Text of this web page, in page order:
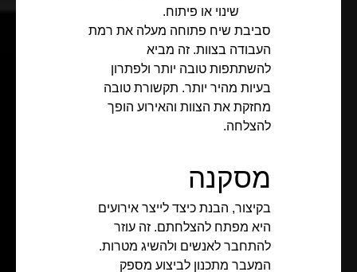
שינוי או פיתוח.
סביבת שיח פתוחה מעלה את רמת
העבודה בצוות. זה מביא
להשתתפות טובה יותר ולפתרון
בעיות מהיר יותר. תקשורת טובה
מחזקת את הצוות והאירוע הופך
להצלחה.
מסקנה
בקיצור, הבנת כיצד לייצר אירועים
היא מפתח להצלחתם. זה עוזר
להתחבר לאנשים ולהשיג מטרות.
המעבר מתכנון לביצוע מספק